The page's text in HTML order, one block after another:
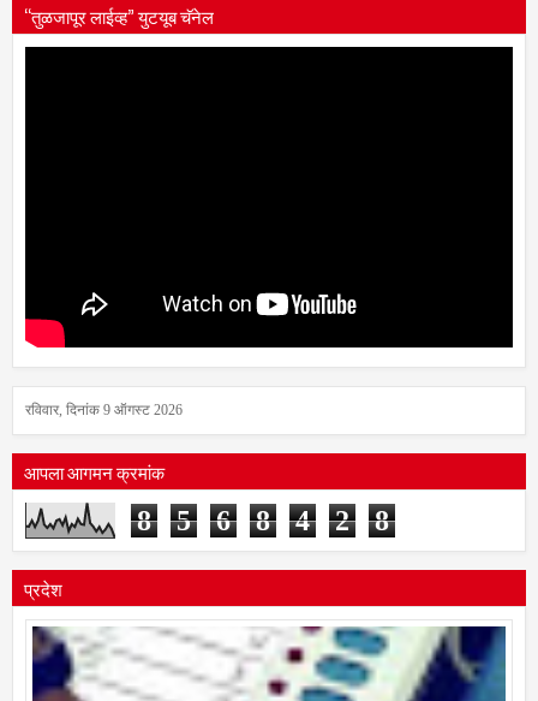
“तुळजापूर लाईव्ह” युटयूब चॅनेल
रविवार, दिनांक 9 ऑगस्ट 2026
आपला आगमन क्रमांक
8 5 6 8 4 2 8
प्रदेश